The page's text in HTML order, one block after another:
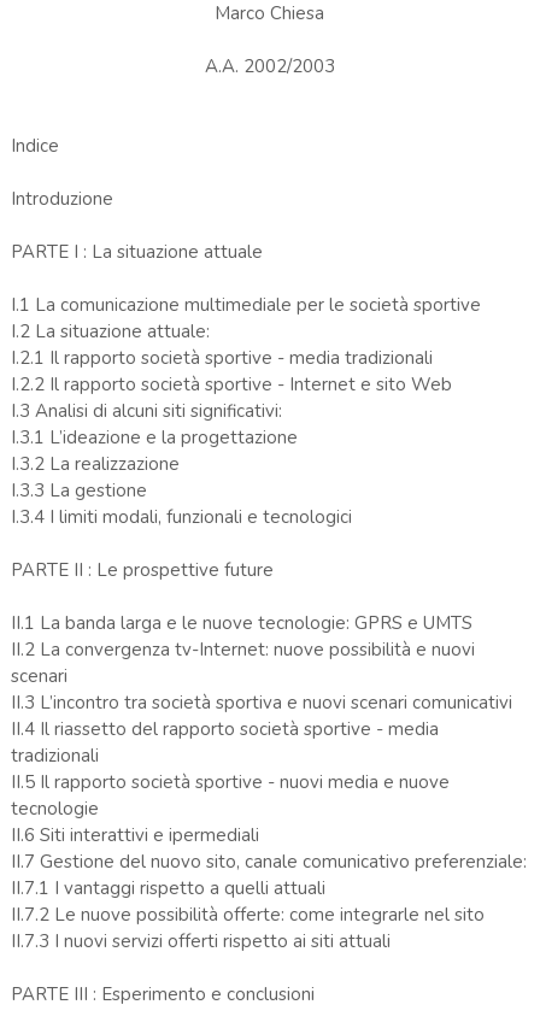
Marco Chiesa
A.A. 2002/2003
Indice
Introduzione
PARTE I : La situazione attuale
I.1 La comunicazione multimediale per le società sportive
I.2 La situazione attuale:
I.2.1 Il rapporto società sportive - media tradizionali
I.2.2 Il rapporto società sportive - Internet e sito Web
I.3 Analisi di alcuni siti significativi:
I.3.1 L’ideazione e la progettazione
I.3.2 La realizzazione
I.3.3 La gestione
I.3.4 I limiti modali, funzionali e tecnologici
PARTE II : Le prospettive future
II.1 La banda larga e le nuove tecnologie: GPRS e UMTS
II.2 La convergenza tv-Internet: nuove possibilità e nuovi
scenari
II.3 L’incontro tra società sportiva e nuovi scenari comunicativi
II.4 Il riassetto del rapporto società sportive - media
tradizionali
II.5 Il rapporto società sportive - nuovi media e nuove
tecnologie
II.6 Siti interattivi e ipermediali
II.7 Gestione del nuovo sito, canale comunicativo preferenziale:
II.7.1 I vantaggi rispetto a quelli attuali
II.7.2 Le nuove possibilità offerte: come integrarle nel sito
II.7.3 I nuovi servizi offerti rispetto ai siti attuali
PARTE III : Esperimento e conclusioni